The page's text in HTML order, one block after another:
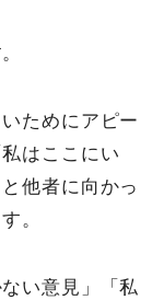
ためにアピー
はここにい
他者に向かっ
。
い意見」「私